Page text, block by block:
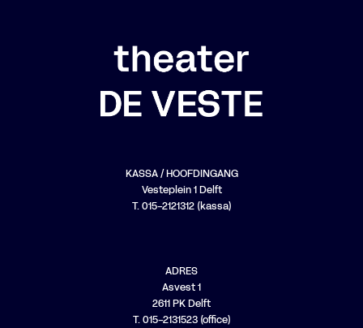
KASSA / HOOFDINGANG
Vesteplein 1 Delft
T. 015-2121312 (kassa)
ADRES
Asvest 1
2611 PK Delft
T. 015-2131523 (office)